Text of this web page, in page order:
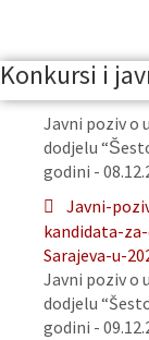
Konkursi i
Javni poziv o
dodjelu
godini -
Javni-
kandidata-
Sarajeva-u-
Javni poziv o
dodjelu
godini -